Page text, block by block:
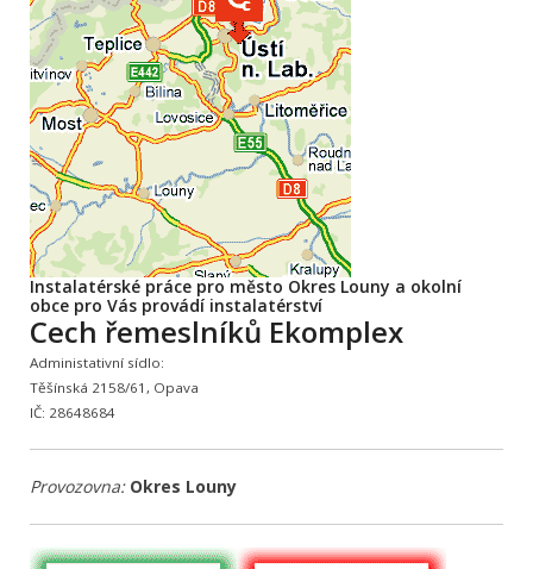
Instalatérské práce pro město Okres Louny a okolní
obce pro Vás provádí instalatérství
Cech řemeslníků Ekomplex
Administativní sídlo:
Těšínská 2158/61, Opava
IČ: 28648684
Provozovna: Okres Louny